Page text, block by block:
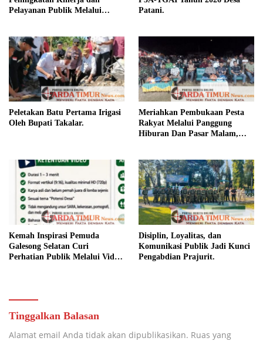
Pelayanan Publik Melalui
Patani.
Peletakan Batu Pertama Irigasi
Oleh Bupati Takalar.
Meriahkan Pembukaan Pesta
Rakyat Melalui Panggung
Hiburan Dan Pasar Malam,
Kemah Inspirasi Pemuda
Galesong Selatan Curi
Perhatian Publik Melalui Video
Disiplin, Loyalitas, dan
Komunikasi Publik Jadi Kunci
Pengabdian Prajurit.
Tinggalkan Balasan
Alamat email Anda tidak akan dipublikasikan. Ruas yang